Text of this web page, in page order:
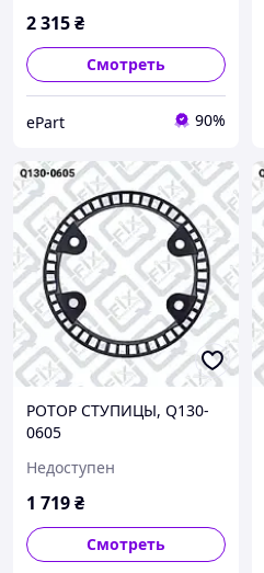
2 315₴
Смотреть
ePart 90%
РОТОР СТУПИЦЫ, Q130-
0605
Недоступен
1 719₴
Смотреть